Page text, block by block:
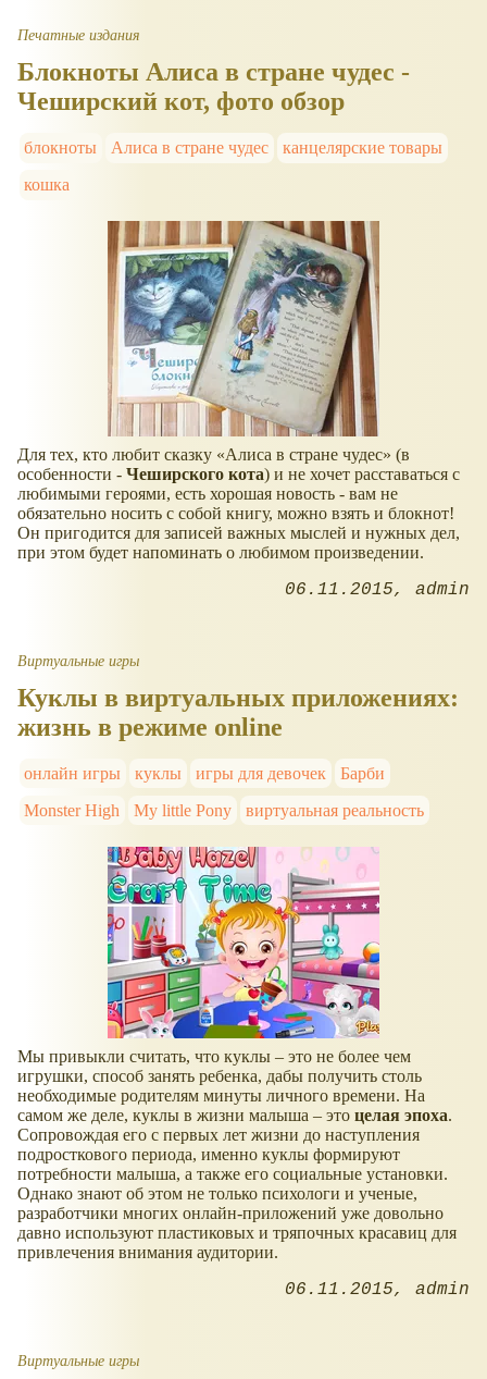
Печатные издания
Блокноты Алиса в стране чудес -
Чеширский кот, фото обзор
блокноты Алиса в стране чудес
канцелярские товары
кошка
Для тех, кто любит сказку Алиса в стране чудес
(в
особенности - Чеширского кота) и не хочет расставаться с
любимыми героями, есть хорошая новость - вам не
обязательно носить с собой книгу, можно взять и блокнот!
Он пригодится для записей важных мыслей и нужных дел,
при этом будет напоминать о любимом произведении.
06.11.2015 admin
Виртуальные игры
Куклы в виртуальных приложениях:
жизнь в режиме online
онлайн игры куклы игры для девочек
Барби
Monster High
My little Pony виртуальная реальность
Мы привыкли считать, что куклы – это не более чем
игрушки, способ занять ребенка, дабы получить столь
необходимые родителям минуты личного времени. На
самом же деле, куклы в жизни малыша – это целая эпоха.
Сопровождая его с первых лет жизни до наступления
подросткового периода, именно куклы формируют
потребности малыша, а также его социальные установки.
Однако знают об этом не только психологи и ученые,
разработчики многих онлайн-приложений уже довольно
давно используют пластиковых и тряпочных красавиц для
привлечения внимания аудитории.
06.11.2015 admin
Виртуальные игры